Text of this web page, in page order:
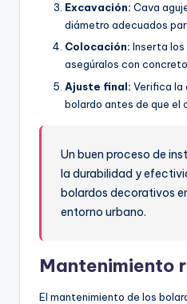
Excavación: Cava
diámetro adecuados
Colocación: Inserta los
asegúralos con
Ajuste final: Verifica la
bolardo antes de que el
Un buen proceso de
la durabilidad y
bolardos decorativos
entorno urbano.
Mantenimiento
El mantenimiento de los